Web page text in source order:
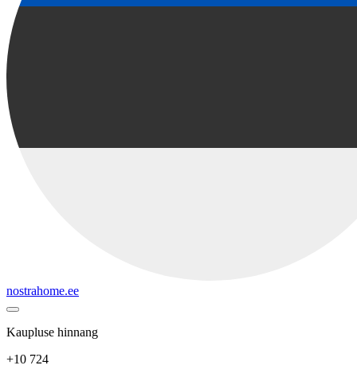
nostrahome.ee
Kaupluse hinnang
+10 724